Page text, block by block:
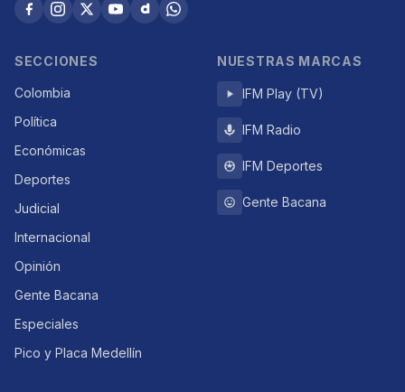
SECCIONES
Colombia
Política
Económicas
Deportes
Judicial
Internacional
Opinión
Gente Bacana
Especiales
Pico y Placa Medellín
NUESTRAS MARCAS
IFM Play (TV)
IFM Radio
IFM Deportes
Gente Bacana